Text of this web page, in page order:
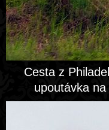
Cesta z
upoutávka